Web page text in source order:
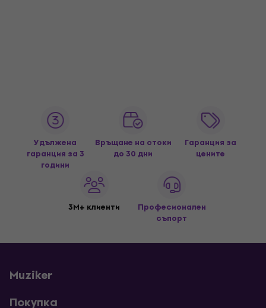
Удължена
гаранция за 3
години
Връщане на стоки
до 30 дни
Гаранция за
цените
3M+ клиенти
Професионален
съпорт
Muziker
Покупка